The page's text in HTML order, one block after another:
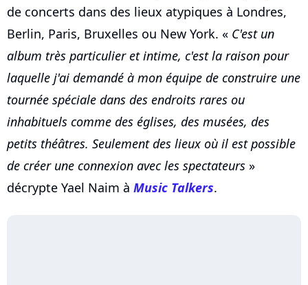
de concerts dans des lieux atypiques à Londres,
Berlin, Paris, Bruxelles ou New York. « C'est un
album très particulier et intime, c'est la raison pour
laquelle j'ai demandé à mon équipe de construire une
tournée spéciale dans des endroits rares ou
inhabituels comme des églises, des musées, des
petits théâtres. Seulement des lieux où il est possible
de créer une connexion avec les spectateurs »
décrypte Yael Naim à Music Talkers.